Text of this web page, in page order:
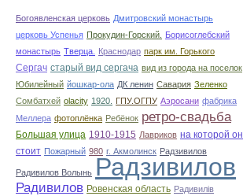
Богоявленская церковь Дмитровский монастырь
церковь Успенья Прокудин-Горский.
Борисоглебский
монастырь Тверца. Краснодар парк им. Горького
Сергач старый вид сергача вид из города на поселок
Юбилейный йошкар-ола ДК ленин Савария Зеленко
Сомбатхей olacity 1920. ГПУ.ОГПУ Аэросани фабрика
Меллера фотоплёнка Ребёнок ретро-свадьба
Большая улица 1910-1915 Лавриков на которой он
стоит Пожарный 980 г. Акмолинск Радзивилов
Радивилов Волынь Радзивилов
Радивилов Ровенская область Радивилiв